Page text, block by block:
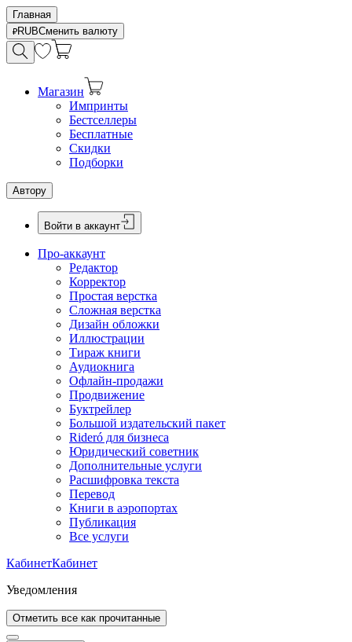
Главная
RUBСменить валюту
Магазин
Импринты
Бестселлеры
Бесплатные
Скидки
Подборки
Автору
Войти в аккаунт
Про-аккаунт
Редактор
Корректор
Простая верстка
Сложная верстка
Дизайн обложки
Иллюстрации
Тираж книги
Аудиокнига
Офлайн-продажи
Продвижение
Буктрейлер
Большой издательский пакет
Rideró для бизнеса
Юридический советник
Дополнительные услуги
Расшифровка текста
Перевод
Книги в аэропортах
Публикация
Все услуги
КабинетКабинет
Уведомления
Отметить все как прочитанные